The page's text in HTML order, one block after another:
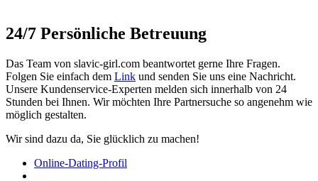
24/7 Persönliche Betreuung
Das Team von slavic-girl.com beantwortet gerne Ihre Fragen.
Folgen Sie einfach dem Link und senden Sie uns eine Nachricht.
Unsere Kundenservice-Experten melden sich innerhalb von 24
Stunden bei Ihnen. Wir möchten Ihre Partnersuche so angenehm wie
möglich gestalten.
Wir sind dazu da, Sie glücklich zu machen!
Online-Dating-Profil